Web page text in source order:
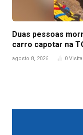
Duas pessoas
carro capotar na
agosto 8, 2026 0